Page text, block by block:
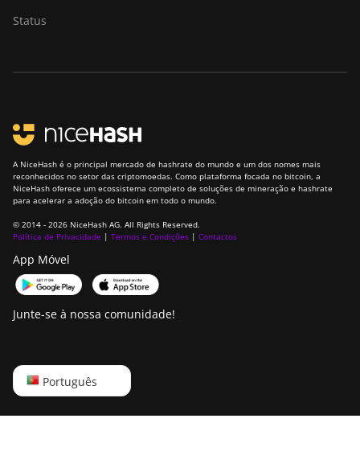
Status
A NiceHash é o principal mercado de hashrate do mundo e um dos nomes mais
reconhecidos no setor das criptomoedas. Como plataforma focada no bitcoin, a
NiceHash oferece um ecossistema completo de soluções de mineração e hashrate
para acelerar a adoção do bitcoin em todo o mundo.
© 2014 - 2026 NiceHash AG. All Rights Reserved.
Política de Privacidade | Termos e Condições | Contactos
App Móvel
Junte-se à nossa comunidade!
Português
English